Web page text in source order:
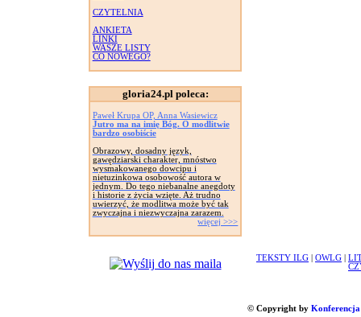
CZYTELNIA
ANKIETA
LINKI
WASZE LISTY
CO NOWEGO?
gloria24.pl poleca:
Paweł Krupa OP, Anna Wasiewicz
Jutro ma na imię Bóg. O modlitwie
bardzo osobiście
Obrazowy, dosadny język,
gawędziarski charakter, mnóstwo
wysmakowanego dowcipu i
nietuzinkowa osobowość autora w
jednym. Do tego niebanalne anegdoty
i historie z życia wzięte. Aż trudno
uwierzyć, że modlitwa może być tak
zwyczajna i niezwyczajna zarazem.
więcej >>>
TEKSTY ILG OWLG
© Copyright by Konferencja